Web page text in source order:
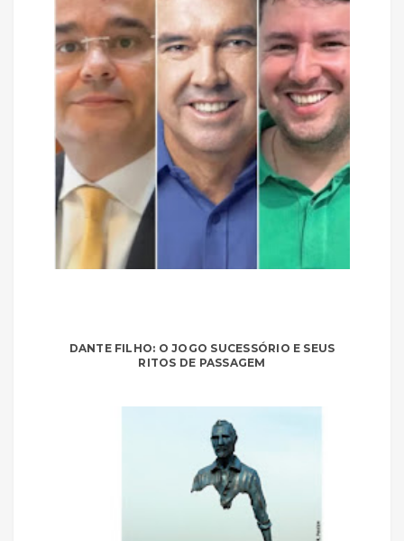
DANTE FILHO: O JOGO SUCESSÓRIO E SEUS
RITOS DE PASSAGEM